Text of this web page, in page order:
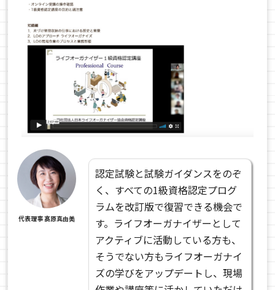
代表理事 髙原真由美
認定試験と試験ガイダンスをのぞ
く、すべての1級資格認定プログ
ラムを改訂版で復習できる機会で
す。ライフオーガナイザーとして
アクティブに活動している方も、
そうでない方もライフオーガナイ
ズの学びをアップデートし、現場